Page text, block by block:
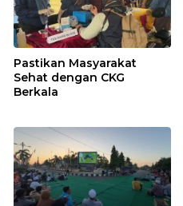
Pastikan Masyarakat
Sehat dengan CKG
Berkala